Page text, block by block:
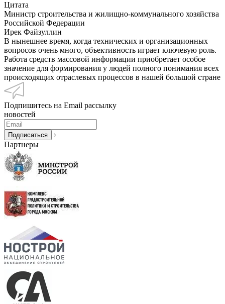
Цитата
Министр строительства и жилищно-коммунального хозяйства
Российской Федерации
Ирек Файзуллин
В нынешнее время, когда технических и организационных
вопросов очень много, объективность играет ключевую роль.
Работа средств массовой информации приобретает особое
значение для формирования у людей полного понимания всех
происходящих отраслевых процессов в нашей большой стране
Подпишитесь на Email рассылку
новостей
Партнеры